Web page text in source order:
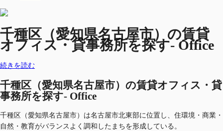
千種区（愛知県名古屋市）の賃貸
オフィス・貸事務所を探す- Office
続きを読む
千種区（愛知県名古屋市）の賃貸オフィス・貸
事務所を探す- Office
千種区（愛知県名古屋市）は名古屋市北東部に位置し、住環境・商業・
自然・教育がバランスよく調和したまちを形成している。